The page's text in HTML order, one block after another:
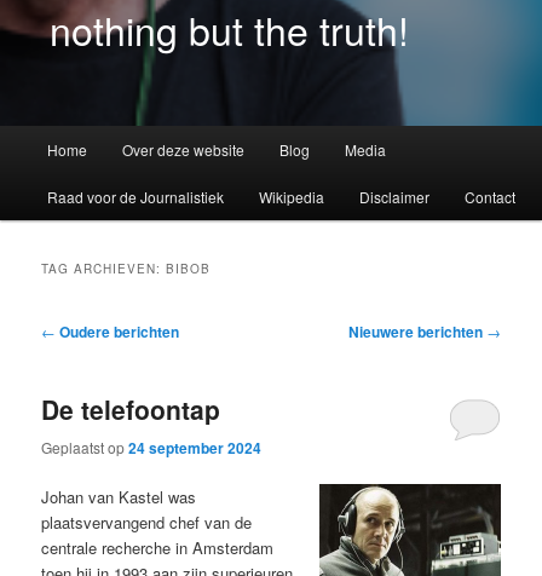
nothing but the truth!
Home Over deze website Blog Media
Raad voor de Journalistiek Wikipedia Disclaimer Contact
TAG ARCHIEVEN:BIBOB
Bericht
← Oudere berichten Nieuwere berichten →
De telefoontap
Geplaatst op24 september 2024
Johan van Kastel was
plaatsvervangend chef van de
centrale recherche in Amsterdam